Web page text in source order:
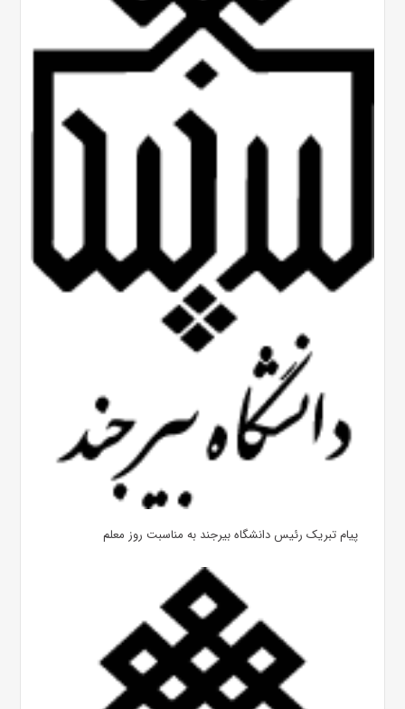
پیام تبریک رئیس دانشگاه بیرجند به مناسبت روز معلم